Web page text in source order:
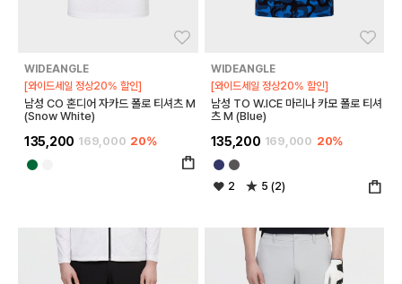
WIDEANGLE
[와이드세일 정상20% 할인]
남성 CO 혼디어 자카드 폴로 티셔츠 M
(Snow White)
135,200 169,000 20%
WIDEANGLE
[와이드세일 정상20% 할인]
남성 TO W.ICE 마리나 카모 폴로 티셔
츠 M (Blue)
135,200 169,000 20%
2 5 (2)